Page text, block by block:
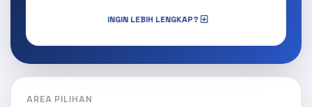
INGIN LEBIH LENGKAP?
AREA PILIHAN